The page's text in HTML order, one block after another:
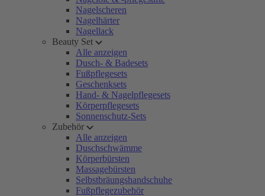
Nagelscheren
Nagelhärter
Nagellack
Beauty Set
Alle anzeigen
Dusch- & Badesets
Fußpflegesets
Geschenksets
Hand- & Nagelpflegesets
Körperpflegesets
Sonnenschutz-Sets
Zubehör
Alle anzeigen
Duschschwämme
Körperbürsten
Massagebürsten
Selbstbräungshandschuhe
Fußpflegezubehör